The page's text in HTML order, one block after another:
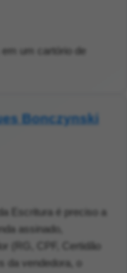
um cartório de
Bonczynski
Escritura é preciso a
assinado,
(RG, CPF, Certidão
da vendedora, o